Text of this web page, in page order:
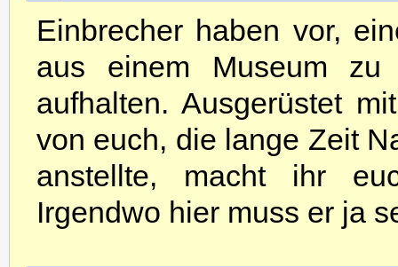
Einbrecher haben vor,
aus einem Museum
aufhalten. Ausgerüstet
von euch, die lange Zeit
anstellte, macht ihr
Irgendwo hier muss er ja